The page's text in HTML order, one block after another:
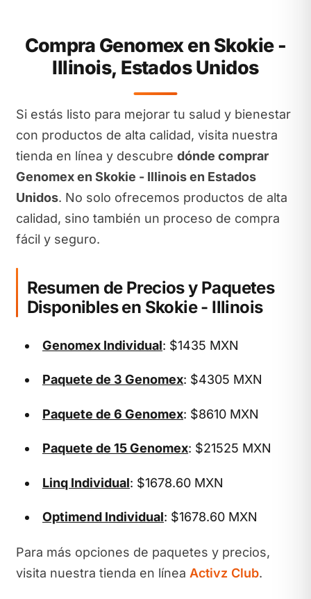
Compra Genomex en Skokie -
Illinois, Estados Unidos
Si estás listo para mejorar tu salud y bienestar
con productos de alta calidad, visita nuestra
tienda en línea y descubre dónde comprar
Genomex en Skokie - Illinois en Estados
Unidos. No solo ofrecemos productos de alta
calidad, sino también un proceso de compra
fácil y seguro.
Resumen de Precios y Paquetes
Disponibles en Skokie - Illinois
Genomex Individual: $1435 MXN
Paquete de 3 Genomex: $4305 MXN
Paquete de 6 Genomex: $8610 MXN
Paquete de 15 Genomex: $21525 MXN
Linq Individual: $1678.60 MXN
Optimend Individual: $1678.60 MXN
Para más opciones de paquetes y precios,
visita nuestra tienda en línea Activz Club.